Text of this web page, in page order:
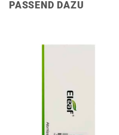
PASSEND DAZU